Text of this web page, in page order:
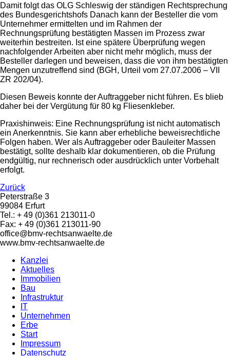
Damit folgt das OLG Schleswig der ständigen Rechtsprechung
des Bundesgerichtshofs Danach kann der Besteller die vom
Unternehmer ermittelten und im Rahmen der
Rechnungsprüfung bestätigten Massen im Prozess zwar
weiterhin bestreiten. Ist eine spätere Überprüfung wegen
nachfolgender Arbeiten aber nicht mehr möglich, muss der
Besteller darlegen und beweisen, dass die von ihm bestätigten
Mengen unzutreffend sind (BGH, Urteil vom 27.07.2006 – VII
ZR 202/04).
Diesen Beweis konnte der Auftraggeber nicht führen. Es blieb
daher bei der Vergütung für 80 kg Fliesenkleber.
Praxishinweis: Eine Rechnungsprüfung ist nicht automatisch
ein Anerkenntnis. Sie kann aber erhebliche beweisrechtliche
Folgen haben. Wer als Auftraggeber oder Bauleiter Massen
bestätigt, sollte deshalb klar dokumentieren, ob die Prüfung
endgültig, nur rechnerisch oder ausdrücklich unter Vorbehalt
erfolgt.
Zurück
Peterstraße 3
99084 Erfurt
Tel.: + 49 (0)361 213011-0
Fax: + 49 (0)361 213011-90
office@bmv-rechtsanwaelte.de
www.bmv-rechtsanwaelte.de
Kanzlei
Aktuelles
Immobilien
Bau
Infrastruktur
IT
Unternehmen
Erbe
Start
Impressum
Datenschutz